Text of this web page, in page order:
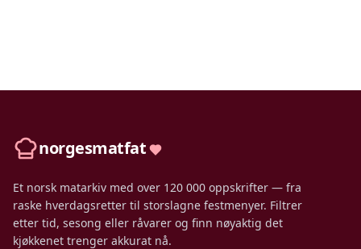
norgesmatfat
Et norsk matarkiv med over 120 000 oppskrifter — fra
raske hverdagsretter til storslagne festmenyer. Filtrer
etter tid, sesong eller råvarer og finn nøyaktig det
kjøkkenet trenger akkurat nå.